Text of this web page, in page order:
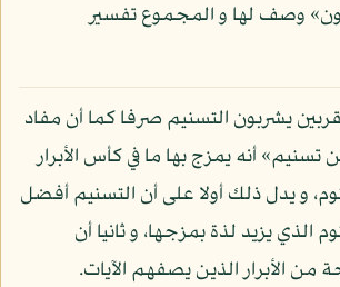
وصف لها و المجموع تفسير
يشربون التسنيم صرفا كما أن مفاد
أنه يمزج بها ما في كأس الأبرار
و يدل ذلك أولا على أن التسنيم أفضل
يزيد لذة بمزجها، و ثانيا أن
من الأبرار الذين يصفهم الآيات.